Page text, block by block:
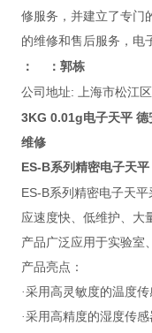
修服务，并建立了专门
的维修和售后服务，电
：
：郭栋
公司地址: 上海市松江
3KG 0.01g电子天平 德
维修
ES-B系列精密电子天平
ES-B系列精密电子天
应速度快、低维护、大
产品广泛应用于实验室
产品亮点：
·采用高灵敏度的温度
·采用高精度的湿度传